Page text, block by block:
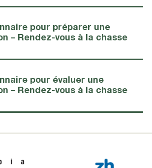
pour préparer une
– Rendez-vous à la chasse
pour évaluer une
– Rendez-vous à la chasse